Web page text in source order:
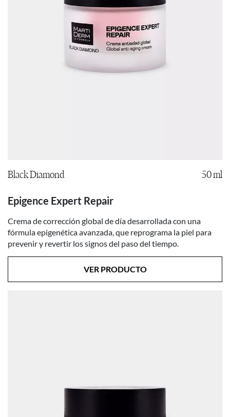
Black Diamond 50 ml
Epigence Expert Repair
Crema de corrección global de día desarrollada con una
fórmula epigenética avanzada, que reprograma la piel para
prevenir y revertir los signos del paso del tiempo.
VER PRODUCTO